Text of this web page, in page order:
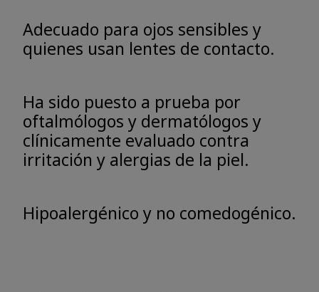
Adecuado para ojos sensibles y
quienes usan lentes de contacto.
Ha sido puesto a prueba por
oftalmólogos y dermatólogos y
clínicamente evaluado contra
irritación y alergias de la piel.
Hipoalergénico y no comedogénico.